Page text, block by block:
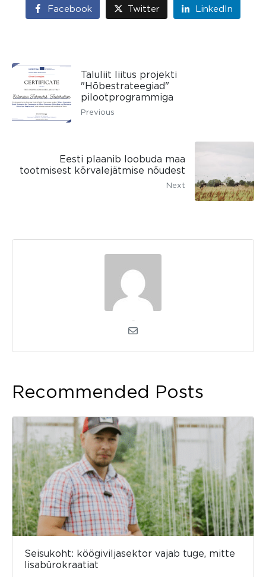
Facebook Twitter LinkedIn
Taluliit liitus projekti
"Hõbestrateegiad"
pilootprogrammiga
Previous
Eesti plaanib loobuda maa
tootmisest kõrvalejätmise nõudest
Next
Recommended Posts
Seisukoht: köögiviljasektor vajab tuge, mitte
lisabürokraatiat